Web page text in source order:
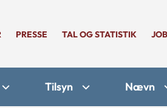
PRESSE TAL OG STATISTIK
Tilsyn Nævn